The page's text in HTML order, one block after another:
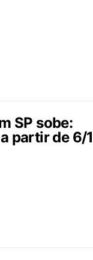
SP sobe:
partir de 6/1